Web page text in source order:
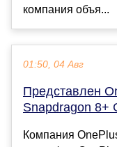
компания объя...
01:50, 04 Авг
Представлен
Snapdragon 8+
Компания